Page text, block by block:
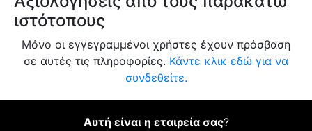
ιστότοπους
Μόνο οι εγγεγραμμένοι χρήστες έχουν πρόσβαση
σε αυτές τις πληροφορίες. Κάντε κλικ εδώ για να
συνδεθείτε.
Αυτή είναι η εταιρεία σας?